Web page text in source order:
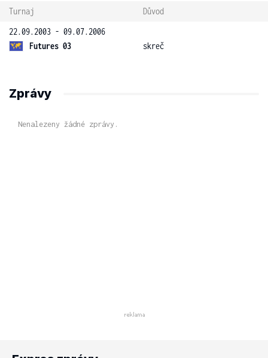
Turnaj
Důvod
22.09.2003 - 09.07.2006
Futures 03
skreč
Zprávy
Nenalezeny žádné zprávy.